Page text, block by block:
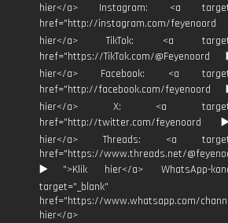
hier</a> Instagram: <a
href="http://instagram.com/
hier</a> TikTok: <a
href="https://TikTok.com/
hier</a> Facebook: <a
href="http://facebook.com/
hier</a> X: <a
href="http://twitter.com/
hier</a> Threads: <a
href="https://www.threads.net/
▶️">Klik hier</a> WhatsApp-
target="_blank"
href="https://www.whatsapp.com/
hier</a>